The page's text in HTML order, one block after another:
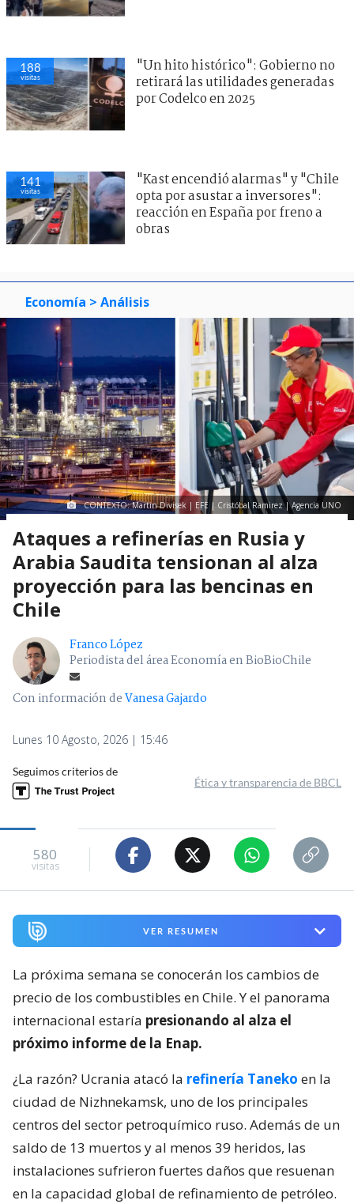
188
visitas
"Un hito histórico": Gobierno no
retirará las utilidades generadas
por Codelco en 2025
141
visitas
"Kast encendió alarmas" y "Chile
opta por asustar a inversores":
reacción en España por freno a
obras
Economía > Análisis
CONTEXTO: Martin Divisek | EFE | Cristóbal Ramirez | Agencia UNO
Ataques a refinerías en Rusia y
Arabia Saudita tensionan al alza
proyección para las bencinas en
Chile
Franco López
Periodista del área Economía en BioBioChile
Con información deVanesa Gajardo
Lunes 10 Agosto, 2026 | 15:46
Seguimos criterios de
Ética y transparencia de BBCL
580
visitas
VER RESUMEN
La próxima semana se conocerán los cambios de
precio de los combustibles en Chile. Y el panorama
internacional estaría presionando al alza el
próximo informe de la Enap.
¿La razón? Ucrania atacó la refinería Taneko en la
ciudad de Nizhnekamsk, uno de los principales
centros del sector petroquímico ruso. Además de un
saldo de 13 muertos y al menos 39 heridos, las
instalaciones sufrieron fuertes daños que resuenan
en la capacidad global de refinamiento de petróleo.